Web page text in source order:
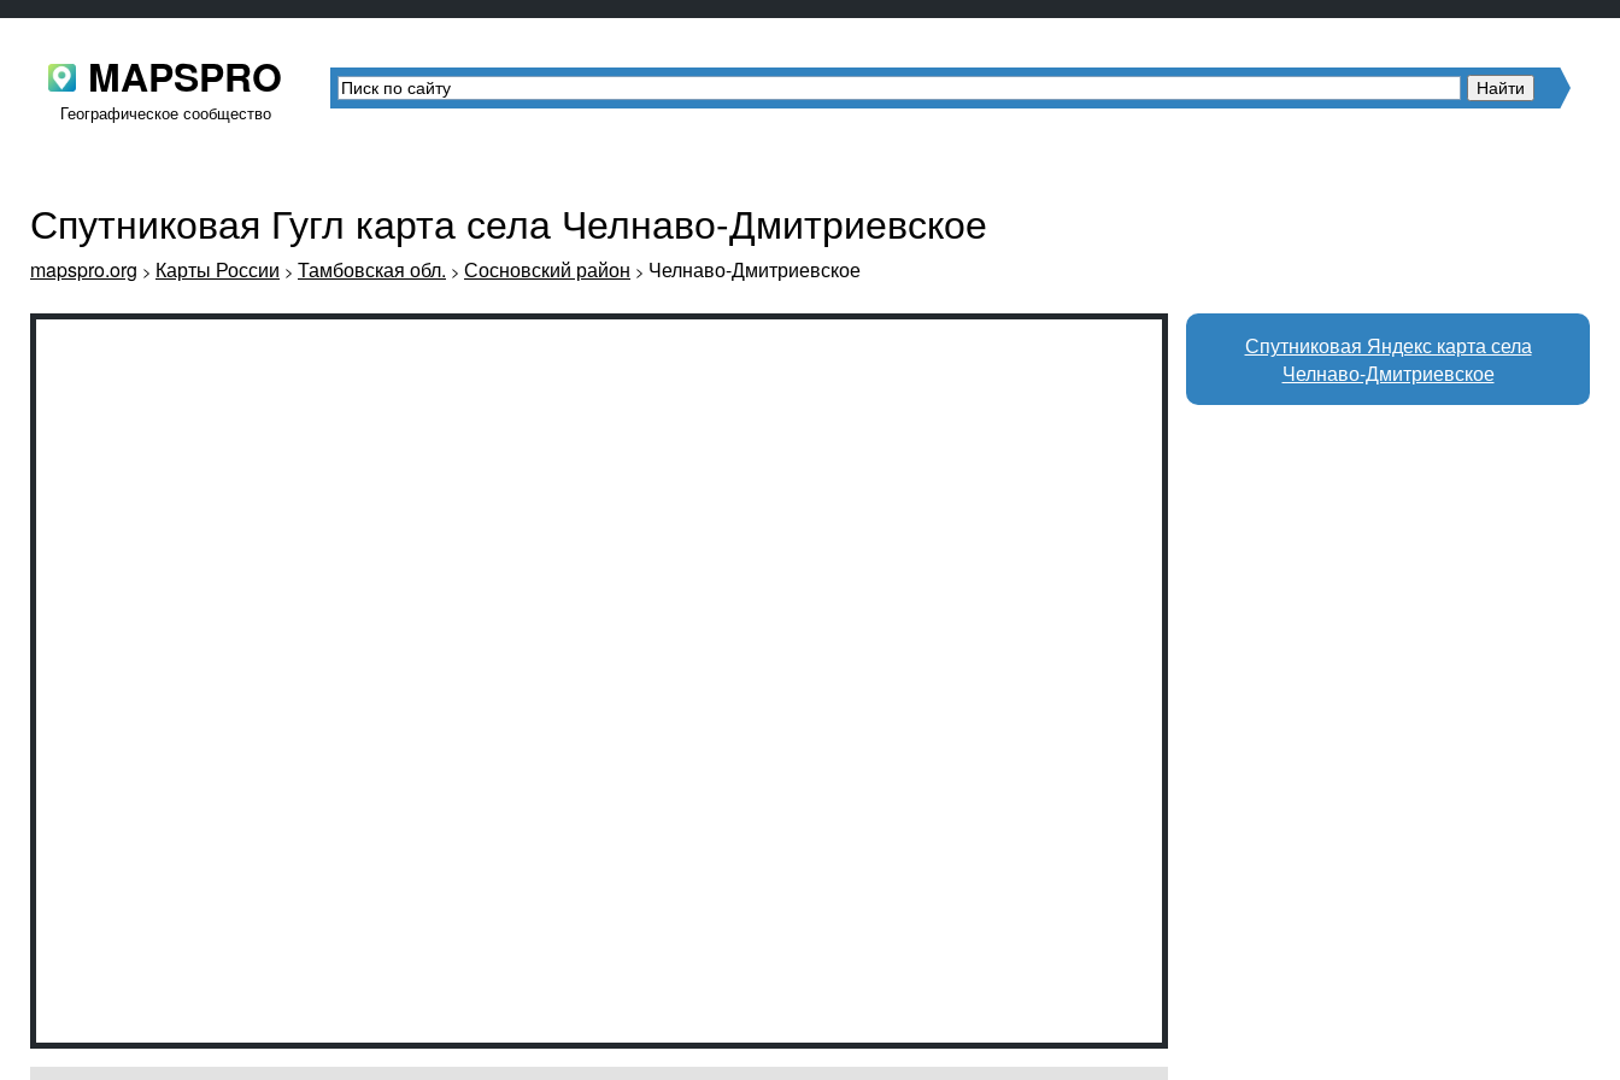
MAPSPRO
Географическое сообщество
Спутниковая Гугл карта села Челнаво-Дмитриевское
mapspro.org > Карты России > Тамбовская обл. > Сосновский район > Челнаво-Дмитриевское
Спутниковая Яндекс карта села
Челнаво-Дмитриевское